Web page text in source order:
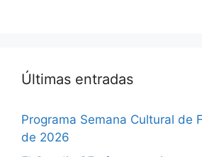
Últimas entradas
Programa Semana Cultural de
de 2026